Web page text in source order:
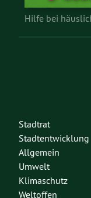
Hilfe bei
Stadtrat
Stadtentwicklung
Allgemein
Umwelt
Klimaschutz
Weltoffen